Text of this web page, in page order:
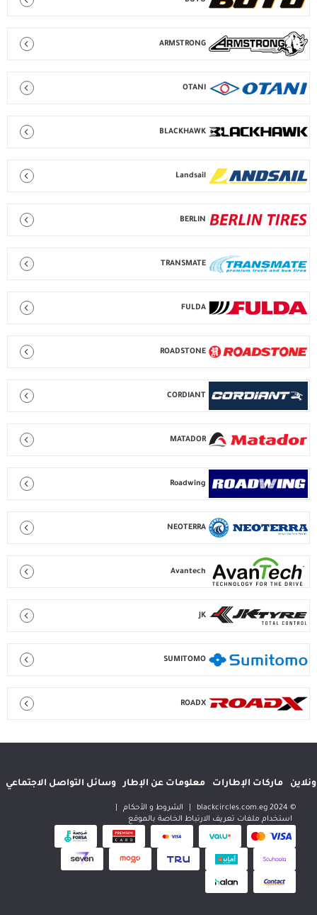
ARMSTRONG
OTANI
BLACKHAWK
Landsail
BERLIN
TRANSMATE
ROADSTONE
CORDIANT
MATADOR
Roadwing
NEOTERRA
Avantech
JK
SUMITOMO
ROADX
معلومات عن الإطار وسائل التواصل الاجتماعي المواقع الدولية
| الشروط و الأحكام
تعريف الارتباط الخاصة بالموقع